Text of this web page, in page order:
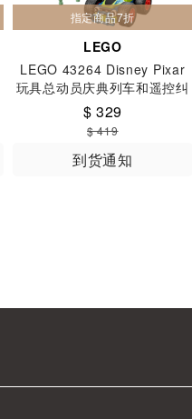
指定商品7折
LEGO
LEGO 43264 Disney Pixar
玩具总动员庆典列车和遥控纠
察队 4+
$ 329
$ 419
到货通知